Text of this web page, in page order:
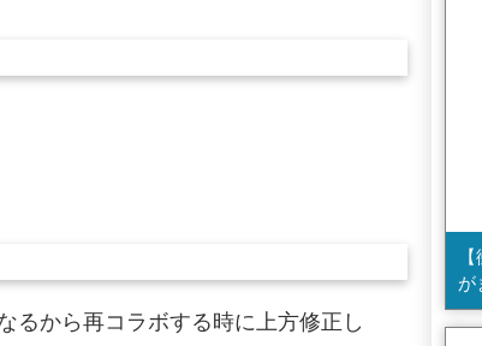
るから再コラボする時に上方修正し
が